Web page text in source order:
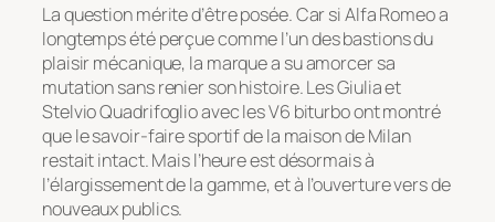
La question mérite d’être posée. Car si Alfa Romeo a
longtemps été perçue comme l’un des bastions du
plaisir mécanique, la marque a su amorcer sa
mutation sans renier son histoire. Les Giulia et
Stelvio Quadrifoglio avec les V6 biturbo ont montré
que le savoir-faire sportif de la maison de Milan
restait intact. Mais l’heure est désormais à
l’élargissement de la gamme, et à l’ouverture vers de
nouveaux publics.